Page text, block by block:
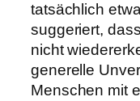
tatsächlich
suggeriert,
nicht
generelle
Menschen mit